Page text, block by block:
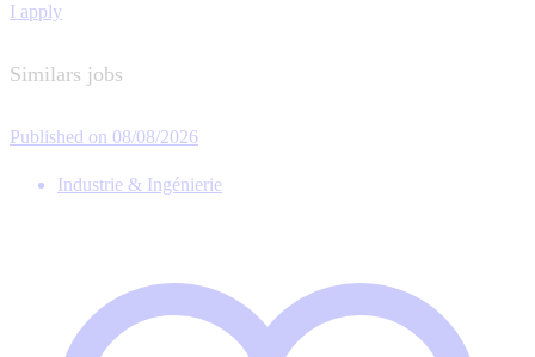
I apply
Similars jobs
Published on 08/08/2026
Industrie & Ingénierie